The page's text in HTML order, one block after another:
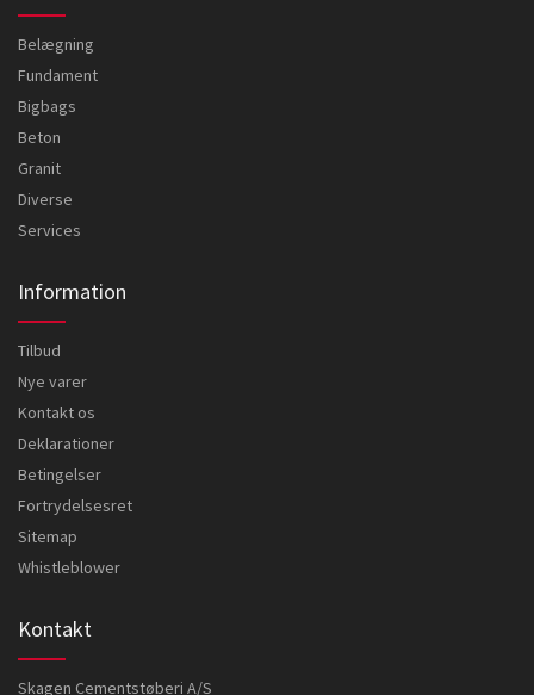
Belægning
Fundament
Bigbags
Beton
Granit
Diverse
Services
Information
Tilbud
Nye varer
Kontakt os
Deklarationer
Betingelser
Fortrydelsesret
Sitemap
Whistleblower
Kontakt
Skagen Cementstøberi A/S